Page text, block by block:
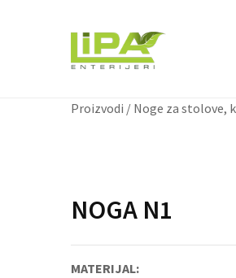
Proizvodi / Noge za stolove,
NOGA N1
MATERIJAL: